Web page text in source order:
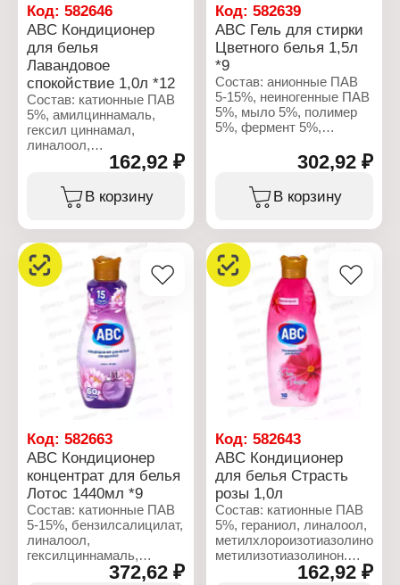
Код: 582646
ABC Кондиционер
для белья
Лавандовое
спокойствие 1,0л *12
Состав: катионные ПАВ
5%, амилциннамаль,
гексил циннамал,
линалоол,
метилхлороизотиазолинон,
метилизотиазолинон.
Характеристики:
для белья
Название: "Lavender
Peace"
Объем: 1 л
162,92 ₽
В корзину
Код:582639
ABC Гель для стирки
Цветного белья 1,5л
*9
Состав: анионные ПАВ
5-15%, неиногенные ПАВ
5%, мыло 5%, полимер
5%, фермент 5%,
(метилхлороизотиазолинон,
метилизотиазолинон,
бензизотиазолинон) 5%.
Характеристики:
Бренд: ABC
Тип товара: Средство
для стирки
Тип ткани: для цветного
Действие: защита цвета
Форма выпуска: гель
Объем: 1,5 л
302,92 ₽
В корзину
Код: 582663
ABC Кондиционер
концентрат для белья
Лотос 1440мл *9
Состав: катионные ПАВ
5-15%, бензилсалицилат,
линалоол,
гексилциннамаль,
кумарин, цитронеллол
372,62 ₽
Код:582643
ABC Кондиционер
для белья Страсть
розы 1,0л
Состав: катионные ПАВ
5%, гераниол, линалоол,
метилхлороизотиазолинон,
метилизотиазолинон.
162,92 ₽